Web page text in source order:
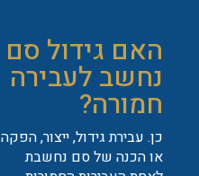
האם גידול סם
נחשב לעבירה
חמורה?
כן. עבירת גידול, ייצור, הפקה
או הכנה של סם נחשבת